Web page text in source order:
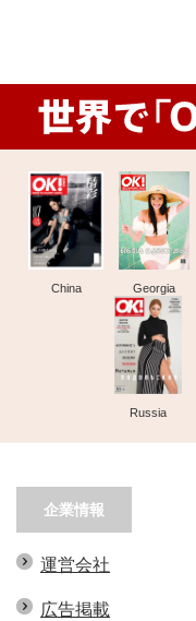
China Georgia
Russia
企業情報
運営会社
広告掲載